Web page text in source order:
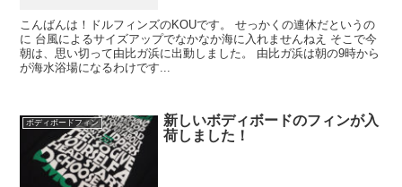
こんばんは！ドルフィンズのKOUです。 せっかくの連休だというの
に 台風によるサイズアップでなかなか海に入れませんねえ そこで今
朝は、思い切って由比ガ浜に出動しました。 由比ガ浜は朝の9時から
が海水浴場になるわけです...
ボディボードフィン
新しいボディボードのフィンが入
荷しました！